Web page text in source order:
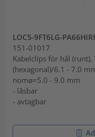
LOC5-9FT6LG-
151-01017
Kabelclips för hål
(hexagonal)/6.1 - 7.0
nom⌀=5.0 - 9.0 mm
- låsbar
- avtagbar